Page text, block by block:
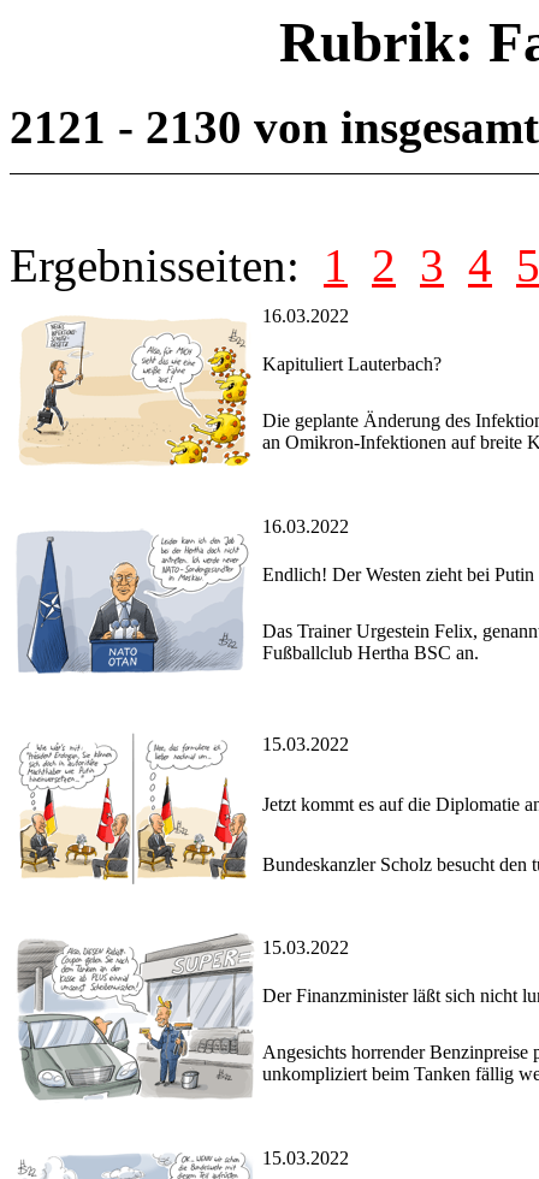
Rubrik:
2121 - 2130 von
Ergebnisseiten: 1 2 3 4 5
16.03.2022
Kapituliert Lauterbach?
Die geplante Änderung des
an Omikron-Infektionen auf breite
16.03.2022
Endlich! Der Westen zieht bei Putin
Das Trainer Urgestein Felix,
Fußballclub Hertha BSC an.
15.03.2022
Jetzt kommt es auf die Diplomatie
Bundeskanzler Scholz besucht
15.03.2022
Der Finanzminister läßt sich nicht
Angesichts horrender Benzinpreise
unkompliziert beim Tanken fällig
15.03.2022